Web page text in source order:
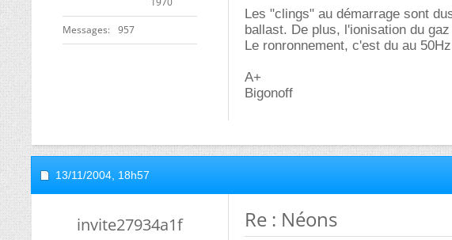
Messages 957
Les "clings" au démarrage sont
ballast. De plus, l'ionisation du
Le ronronnement, c'est du au
A+
Bigonoff
13/11/2004, 18h57
invite27934a1f Re : Néons